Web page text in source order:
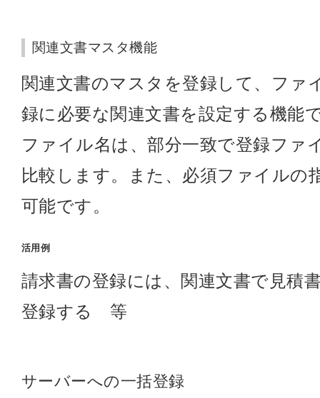
関連文書マスタ機能
関連文書のマスタを登録して、ファ
録に必要な関連文書を設定する機能
ファイル名は、部分一致で登録ファ
比較します。また、必須ファイルの
可能です。
活用例
請求書の登録には、関連文書で見積
登録する 等
サーバーへの一括登録